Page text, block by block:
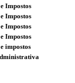
Impostos
Impostos
Impostos
Impostos
impostos